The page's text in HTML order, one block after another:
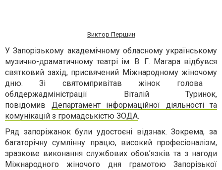
Виктор Першин
У Запорізькому академічному обласному українському
музично-драматичному театрі ім. В. Г. Магара відбувся
святковий захід, присвячений Міжнародномужіночому
дню. Зі святомпривітав жінок голова
облдержадміністрації Віталій Туринок,
повідомив Департамент інформаційної діяльності та
комунікацій з громадськістю ЗОДА.
Ряд запоріжанок були удостоєні відзнак. Зокрема, за
багаторічну сумлінну працю, високий професіоналізм,
зразкове виконання службових обов’язків та з нагоди
Міжнародного жіночого дня грамотою Запорізької